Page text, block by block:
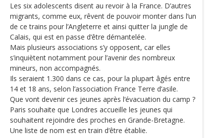
Les six adolescents disent au revoir à la France. D’autres
migrants, comme eux, rêvent de pouvoir monter dans l’un
de ce trains pour l’Angleterre et ainsi quitter la jungle de
Calais, qui est en passe d‘être démantelée.
Mais plusieurs associations s’y opposent, car elles
s’inquiètent notamment pour l’avenir des nombreux
mineurs, non accompagnés.
Ils seraient 1.300 dans ce cas, pour la plupart âgés entre
14 et 18 ans, selon l’association France Terre d’asile.
Que vont devenir ces jeunes après l‘évacuation du camp ?
Paris souhaite que Londres accueille les jeunes qui
souhaitent rejoindre des proches en Grande-Bretagne.
Une liste de nom est en train d‘être établie.